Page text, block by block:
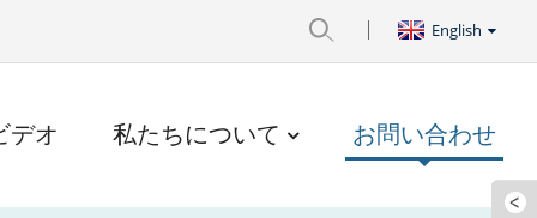
English
デオ 私たちについて お問い合わせ